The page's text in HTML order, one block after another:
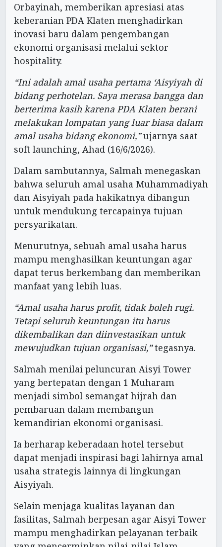
Orbayinah, memberikan apresiasi atas
keberanian PDA Klaten menghadirkan
inovasi baru dalam pengembangan
ekonomi organisasi melalui sektor
hospitality.
“Ini adalah amal usaha pertama ‘Aisyiyah di
bidang perhotelan. Saya merasa bangga dan
berterima kasih karena PDA Klaten berani
melakukan lompatan yang luar biasa dalam
amal usaha bidang ekonomi,”ujarnya saat
soft launching, Ahad (16/6/2026).
Dalam sambutannya, Salmah menegaskan
bahwa seluruh amal usaha Muhammadiyah
dan Aisyiyah pada hakikatnya dibangun
untuk mendukung tercapainya tujuan
persyarikatan.
Menurutnya, sebuah amal usaha harus
mampu menghasilkan keuntungan agar
dapat terus berkembang dan memberikan
manfaat yang lebih luas.
“Amal usaha harus profit, tidak boleh rugi.
Tetapi seluruh keuntungan itu harus
dikembalikan dan diinvestasikan untuk
mewujudkan tujuan organisasi,”tegasnya.
Salmah menilai peluncuran Aisyi Tower
yang bertepatan dengan 1 Muharam
menjadi simbol semangat hijrah dan
pembaruan dalam membangun
kemandirian ekonomi organisasi.
Ia berharap keberadaan hotel tersebut
dapat menjadi inspirasi bagi lahirnya amal
usaha strategis lainnya di lingkungan
Aisyiyah.
Selain menjaga kualitas layanan dan
fasilitas, Salmah berpesan agar Aisyi Tower
mampu menghadirkan pelayanan terbaik